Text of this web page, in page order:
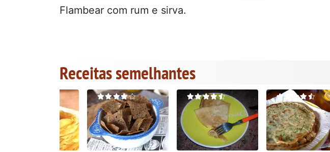
Flambear com rum e sirva.
Receitas semelhantes